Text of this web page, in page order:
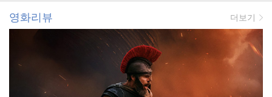
영화리뷰 더보기